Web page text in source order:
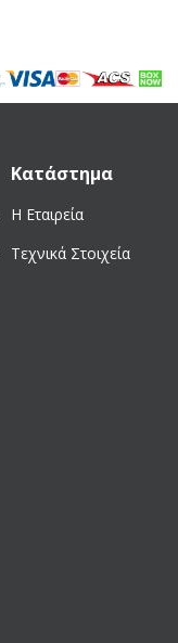
Κατάστημα
Η Εταιρεία
Τεχνικά Στοιχεία